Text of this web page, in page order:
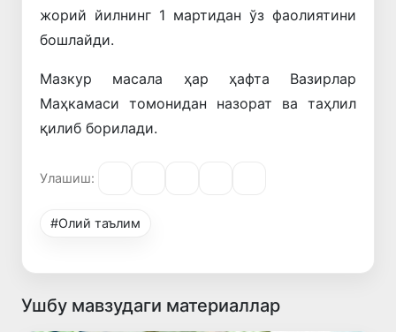
жорий йилнинг 1 мартидан ўз фаолиятини
бошлайди.
Мазкур масала ҳар ҳафта Вазирлар
Маҳкамаси томонидан назорат ва таҳлил
қилиб борилади.
Улашиш:
#Олий таълим
Ушбу мавзудаги материаллар